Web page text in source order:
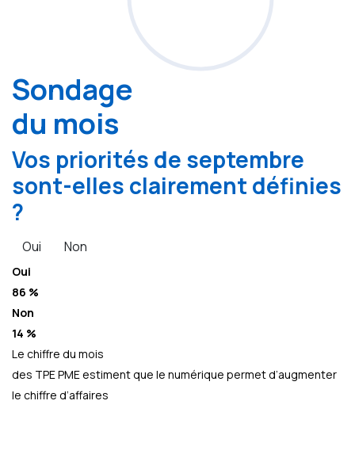
Sondage
du mois
Vos priorités de septembre
sont-elles clairement définies
?
Oui Non
Oui
86 %
Non
14 %
Le chiffre du mois
des TPE PME estiment que le numérique permet d’augmenter
le chiffre d’affaires